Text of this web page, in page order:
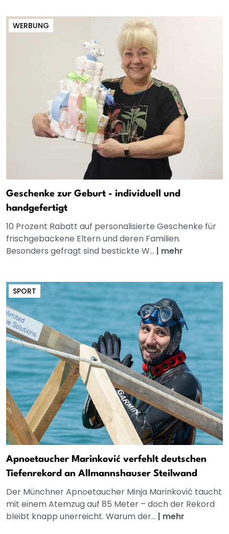
WERBUNG
Geschenke zur Geburt - individuell und
handgefertigt
10 Prozent Rabatt auf personalisierte Geschenke für
frischgebackene Eltern und deren Familien.
Besonders gefragt sind bestickte W... | mehr
SPORT
Apnoetaucher Marinković verfehlt deutschen
Tiefenrekord an Allmannshauser Steilwand
Der Münchner Apnoetaucher Minja Marinković taucht
mit einem Atemzug auf 85 Meter – doch der Rekord
bleibt knapp unerreicht. Warum der... | mehr